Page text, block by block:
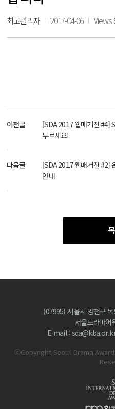
최고관리자 2017-04-06 Views
이전글
[SDA 2017 웹매거진 #4]
두르세요!
다음글
[SDA 2017 웹매거진 #2]
안내
(07995) 서울시 양천구
서울드라마어
E-mail :
ⓒCopyright Seoul Drama